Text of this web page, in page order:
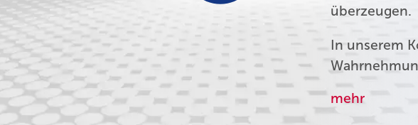
überzeugen.
In unserem
mehr